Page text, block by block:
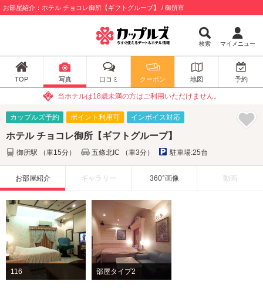
お部屋紹介：ホテル チョコレ御所【ギフトグループ】 / 御所市
検索 マイメニュー
TOP 写真 口コミ クーポン 地図 予約
当ホテルは18歳未満の方はご利用いただけません。
カップルズ予約 ポイント利用可 インボイス対応
ホテル チョコレ御所【ギフトグループ】
御所駅 （車15分） 五條北IC （車3分） 駐車場:25台
お部屋紹介 ギャラリー 360°画像 動画
116 部屋タイプ2